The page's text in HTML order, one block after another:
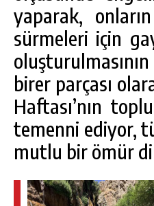
yaparak,
sürmeleri için
birer parçası
Haftası’nın
temenni ediyor,
mutlu bir ömür